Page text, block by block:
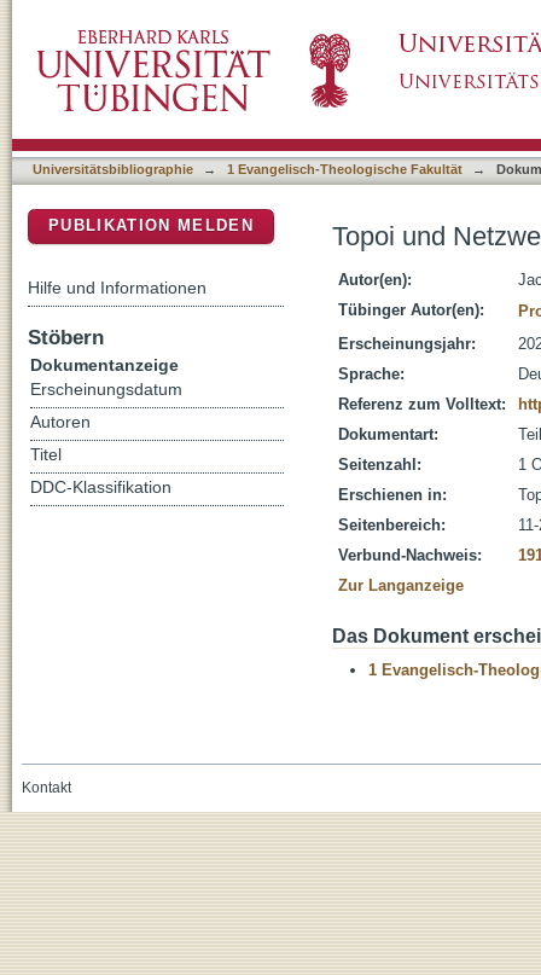
Universitätsbibliographie → 1 Evangelisch-Theologische Fakultät →
Topoi und
Autor(en):
Tübinger Autor(en):
Erscheinungsjahr:
Sprache:
Referenz zum Volltext:
Dokumentart:
Seitenzahl:
1
Erschienen in:
Seitenbereich:
Verbund-Nachweis:
Zur Langanzeige
Das Dokument
1 Evangelisch-
PUBLIKATION MELDEN
Hilfe und Informationen
Stöbern
Dokumentanzeige
Erscheinungsdatum
Autoren
Titel
DDC-Klassifikation
Kontakt